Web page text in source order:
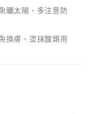
曬太陽、多注意防
換膚、塗抹酸類用